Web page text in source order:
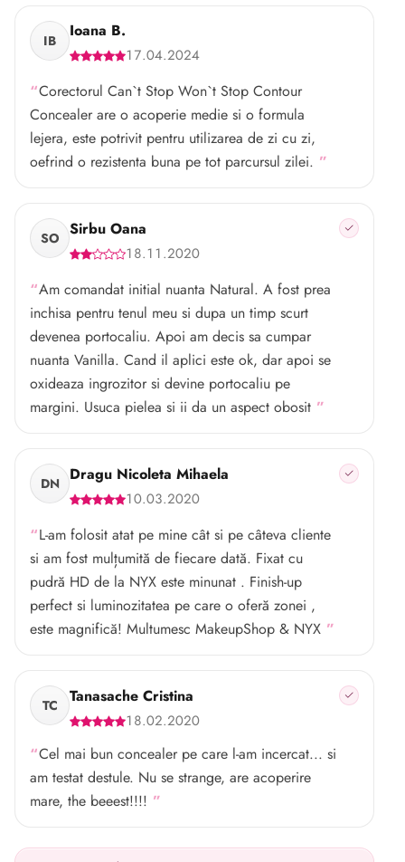
IB Ioana B.
17.04.2024
Corectorul Can`t Stop Won`t Stop Contour
Concealer are o acoperie medie si o formula
lejera, este potrivit pentru utilizarea de zi cu zi,
oefrind o rezistenta buna pe tot parcursul zilei.
SO Sirbu Oana
18.11.2020
Am comandat initial nuanta Natural. A fost prea
inchisa pentru tenul meu si dupa un timp scurt
devenea portocaliu. Apoi am decis sa cumpar
nuanta Vanilla. Cand il aplici este ok, dar apoi se
oxideaza ingrozitor si devine portocaliu pe
margini. Usuca pielea si ii da un aspect obosit
DN Dragu Nicoleta Mihaela
10.03.2020
L-am folosit atat pe mine cât si pe câteva cliente
si am fost mulțumită de fiecare dată. Fixat cu
pudră HD de la NYX este minunat . Finish-up
perfect si luminozitatea pe care o oferă zonei ,
este magnifică! Multumesc MakeupShop & NYX
TC Tanasache Cristina
18.02.2020
Cel mai bun concealer pe care l-am incercat... si
am testat destule. Nu se strange, are acoperire
mare, the beeest!!!!